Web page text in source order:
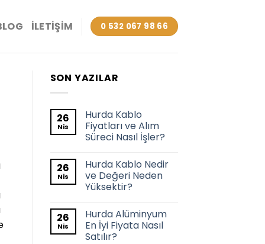
İLETIŞIM 0 532 067 98 66
SON YAZILAR
26
Nis
Hurda Kablo
Fiyatları ve Alım
Süreci Nasıl İşler?
26
Nis
Hurda Kablo Nedir
ve Değeri Neden
Yüksektir?
26
Nis
Hurda Alüminyum
En İyi Fiyata Nasıl
Satılır?